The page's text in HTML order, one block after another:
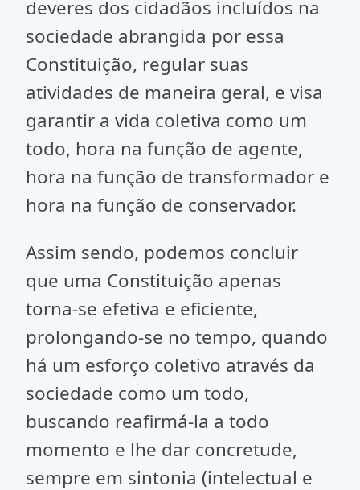
deveres dos cidadãos incluídos na
sociedade abrangida por essa
Constituição, regular suas
atividades de maneira geral, e visa
garantir a vida coletiva como um
todo, hora na função de agente,
hora na função de transformador e
hora na função de conservador.
Assim sendo, podemos concluir
que uma Constituição apenas
torna-se efetiva e eficiente,
prolongando-se no tempo, quando
há um esforço coletivo através da
sociedade como um todo,
buscando reafirmá-la a todo
momento e lhe dar concretude,
sempre em sintonia (intelectual e